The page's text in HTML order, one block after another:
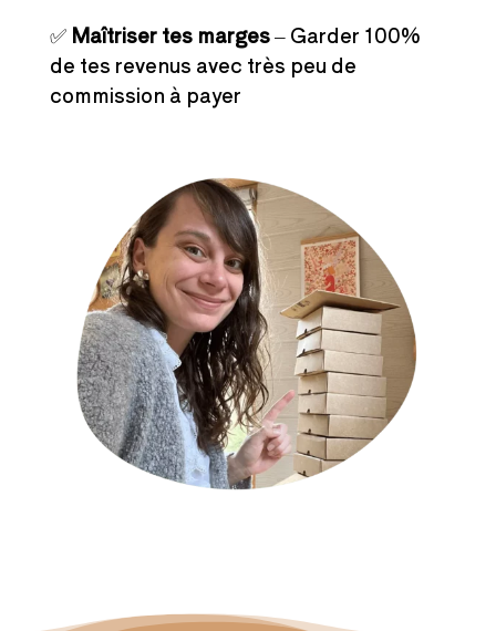
✅ Maîtriser tes marges– Garder 100%
de tes revenus avec très peu de
commission à payer